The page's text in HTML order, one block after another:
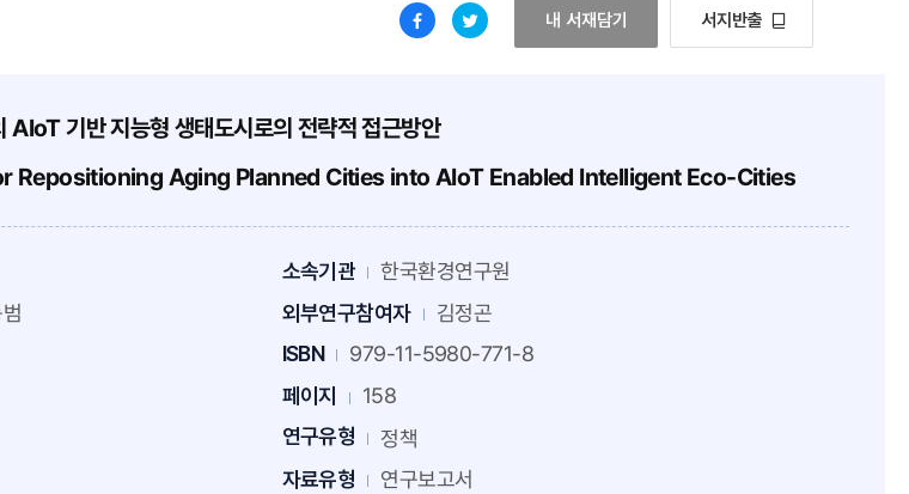
페
북
으
동
트
이
노후계획도시의 AIoT 기반 지능형 생태도시로의 전
내 서재담기 서지반출
AIoT 기반 지능형 생태도시로의 전략적 접근방안
Repositioning Aging Planned Cities into AIoT Enabled Intelligent Eco-Cities
소속기관
한국환경연구원
외부연구참여자
김정곤
ISBN
979-11-5980-771-8
페이지
158
연구유형
정책
자료유형
연구보고서